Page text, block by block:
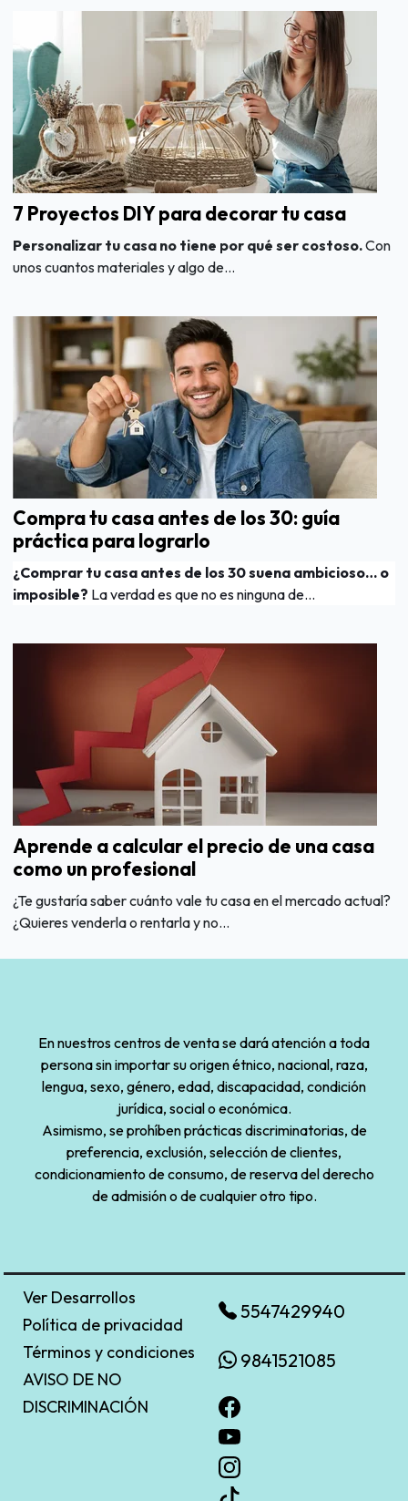
7 Proyectos DIY para decorar tu casa
Personalizar tu casa no tiene por qué ser costoso.Con
unos cuantos materiales y algo de...
Compra tu casa antes de los 30: guía
práctica para lograrlo
¿Comprar tu casa antes de los 30 suena ambicioso… o
imposible? La verdad es que no es ninguna de...
Aprende a calcular el precio de una casa
como un profesional
¿Te gustaría saber cuánto vale tu casa en el mercado actual?
¿Quieres venderla o rentarla y no...
En nuestros centros de venta se dará atención a toda
persona sin importar su origen étnico, nacional, raza,
lengua, sexo, género, edad, discapacidad, condición
jurídica, social o económica.
Asimismo, se prohíben prácticas discriminatorias, de
preferencia, exclusión, selección de clientes,
condicionamiento de consumo, de reserva del derecho
de admisión o de cualquier otro tipo.
Ver Desarrollos
Política de privacidad
Términos y condiciones
AVISO DE NO
DISCRIMINACIÓN
5547429940
9841521085